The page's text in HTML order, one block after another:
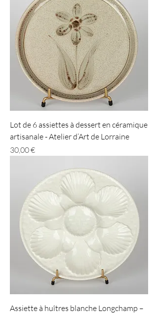
Lot de 6 assiettes à dessert en céramique
artisanale - Atelier d’Art de Lorraine
Prix
30,00 €
Assiette à huîtres blanche Longchamp –